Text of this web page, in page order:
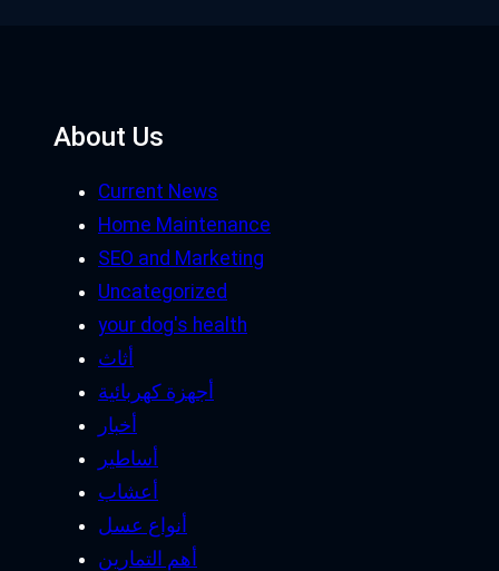
About Us
Current News
Home Maintenance
SEO and Marketing
Uncategorized
your dog's health
أثاث
أجهزة كهربائية
أخبار
أساطير
أعشاب
أنواع عسل
أهم التمارين